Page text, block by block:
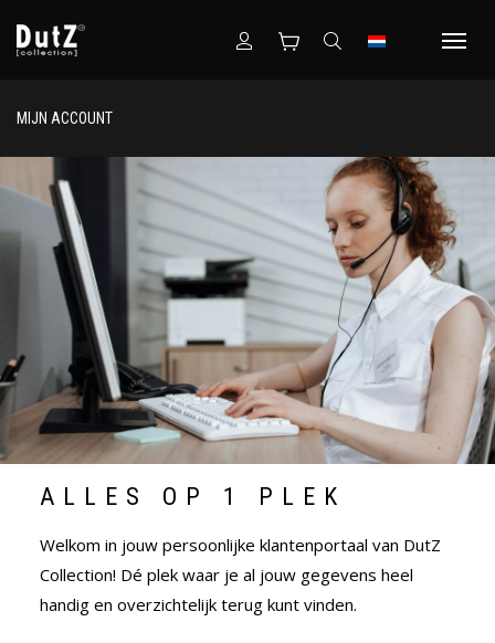
MIJN ACCOUNT
ALLES OP 1 PLEK
Welkom in jouw persoonlijke klantenportaal van DutZ
Collection! Dé plek waar je al jouw gegevens heel
handig en overzichtelijk terug kunt vinden.